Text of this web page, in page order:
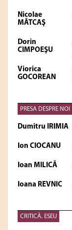
Nicolae
MĂTCAŞ
Dorin
CIMPOEŞU
Viorica
GOCOREAN
PRESA DESPRE NOI
Dumitru IRIMIA
Ion CIOCANU
Ioan MILICĂ
Ioana REVNIC
CRITICĂ. ESEU